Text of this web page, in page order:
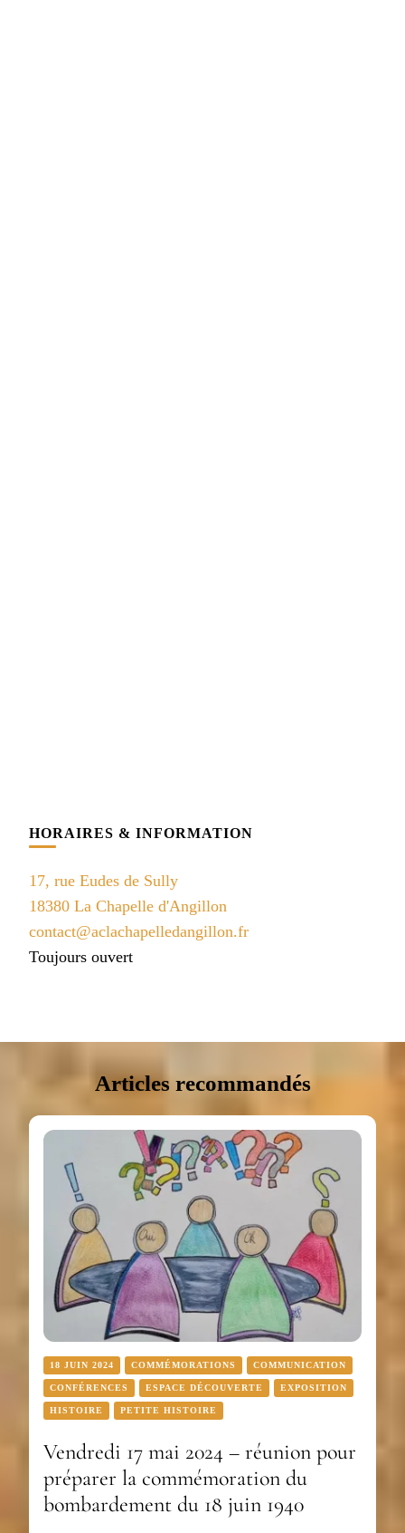
HORAIRES & INFORMATION
17, rue Eudes de Sully
18380 La Chapelle d'Angillon
contact@aclachapelledangillon.fr
Toujours ouvert
Articles recommandés
18 JUIN 2024 COMMÉMORATIONS COMMUNICATION
CONFÉRENCES ESPACE DÉCOUVERTE EXPOSITION
HISTOIRE PETITE HISTOIRE
Vendredi 17 mai 2024 – réunion pour
préparer la commémoration du
bombardement du 18 juin 1940